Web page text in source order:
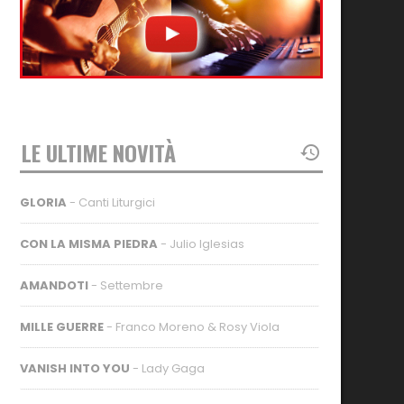
LE ULTIME NOVITÀ
GLORIA - Canti Liturgici
CON LA MISMA PIEDRA - Julio Iglesias
AMANDOTI - Settembre
MILLE GUERRE - Franco Moreno & Rosy Viola
VANISH INTO YOU - Lady Gaga